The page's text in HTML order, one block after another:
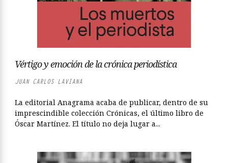
Vértigo y emoción de la crónica periodística
JUAN CARLOS LAVIANA
La editorial Anagrama acaba de publicar, dentro de su
imprescindible colección Crónicas, el último libro de
Óscar Martínez. El título no deja lugar a...